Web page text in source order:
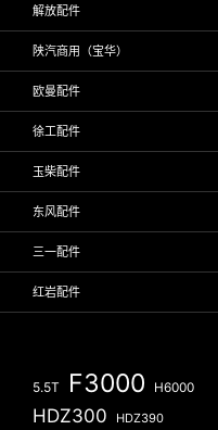
解放配件
陕汽商用（宝华）
欧曼配件
徐工配件
玉柴配件
东风配件
三一配件
红岩配件
5.5T F3000 H6000
HDZ300 HDZ390